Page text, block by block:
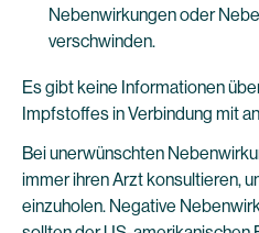
Nebenwirkungen oder
verschwinden.
Es gibt keine Informationen
Impfstoffes in Verbindung mit
Bei unerwünschten
immer ihren Arzt konsultieren,
einzuholen. Negative